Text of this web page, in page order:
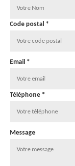
Code postal *
Email *
Téléphone *
Message